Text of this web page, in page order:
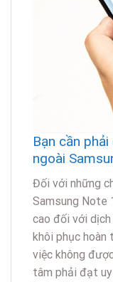
Bạn cần
ngoài
Đối với những
Samsung Note
cao đối với dịch
khôi phục hoàn
việc không
tâm phải đạt